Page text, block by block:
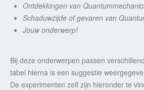
Ontdekkingen van
Schaduwzijde of gevaren van
Jouw onderwerp!
Bij deze onderwerpen passen
tabel hierna is een suggestie
De experimenten zelf zijn hieronder te